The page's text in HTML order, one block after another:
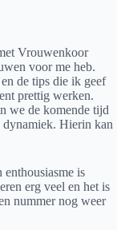
Vrouwenkoor
voor me heb.
de tips die ik geef
prettig werken.
we de komende tijd
dynamiek. Hierin kan
is
erg veel en het is
nummer nog weer